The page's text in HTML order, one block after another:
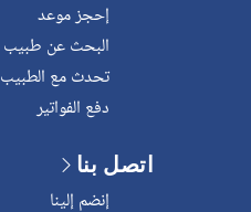
إحجز موعد
البحث عن طبيب
تحدث مع الطبيب
دفع الفواتير
اتصل بنا
إنضم إلينا